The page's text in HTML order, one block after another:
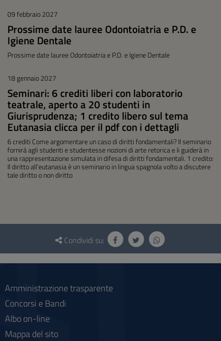
09 febbraio 2027
Prossime date lauree Odontoiatria e P.D. e
Igiene Dentale
Prossime date lauree Odontoiatria e P.D. e Igiene Dentale
18 gennaio 2027
Seminari: 6 crediti liberi con laboratorio
teatrale, aperto a 20 studenti in
Giurisprudenza; 1 credito libero sul tema
Eutanasia clicca per il pdf con i dettagli
6 crediti Come argomentare un caso di diritti fondamentali? Il seminario
fornirà agli studenti e studentesse nozioni di arte retorica e li guiderà in
una rappresentazione simulata in difesa di diritti fondamentali. 1 credito:
Il diritto all'eutanasia è un seminario in lingua spagnola volto a discutere
tale diritto o non diritto
Questionario
social
Condividi su:
Amministrazione trasparente
Concorsi e Bandi
Albo on-line
Mappa del sito